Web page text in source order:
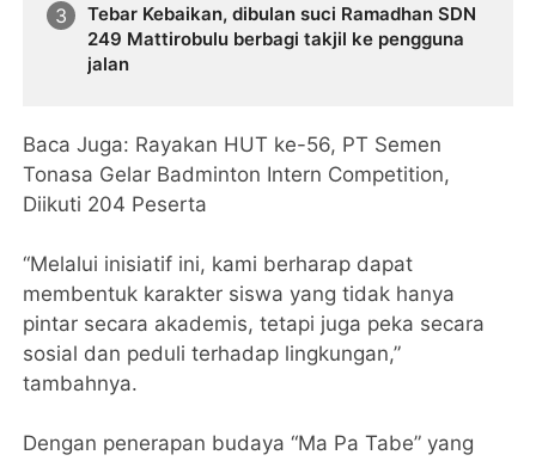
Tebar Kebaikan, dibulan suci Ramadhan SDN
249 Mattirobulu berbagi takjil ke pengguna
jalan
Baca Juga: Rayakan HUT ke-56, PT Semen
Tonasa Gelar Badminton Intern Competition,
Diikuti 204 Peserta
“Melalui inisiatif ini, kami berharap dapat
membentuk karakter siswa yang tidak hanya
pintar secara akademis, tetapi juga peka secara
sosial dan peduli terhadap lingkungan,”
tambahnya.
Dengan penerapan budaya “Ma Pa Tabe” yang